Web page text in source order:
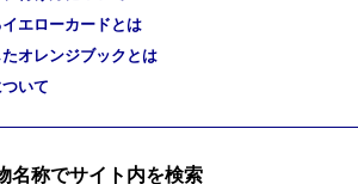
エローカードとは
オレンジブックとは
いて
名称でサイト内を検索